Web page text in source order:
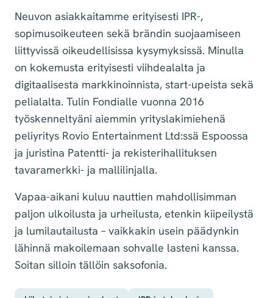
Neuvon asiakkaitamme erityisesti IPR-,
sopimusoikeuteen sekä brändin suojaamiseen
liittyvissä oikeudellisissa kysymyksissä. Minulla
on kokemusta erityisesti viihdealalta ja
digitaalisesta markkinoinnista, start-upeista sekä
pelialalta. Tulin Fondialle vuonna 2016
työskenneltyäni aiemmin yrityslakimiehenä
peliyritys Rovio Entertainment Ltd:ssä Espoossa
ja juristina Patentti- ja rekisterihallituksen
tavaramerkki- ja mallilinjalla.
Vapaa-aikani kuluu nauttien mahdollisimman
paljon ulkoilusta ja urheilusta, etenkin kiipeilystä
ja lumilautailusta – vaikkakin usein päädynkin
lähinnä makoilemaan sohvalle lasteni kanssa.
Soitan silloin tällöin saksofonia.